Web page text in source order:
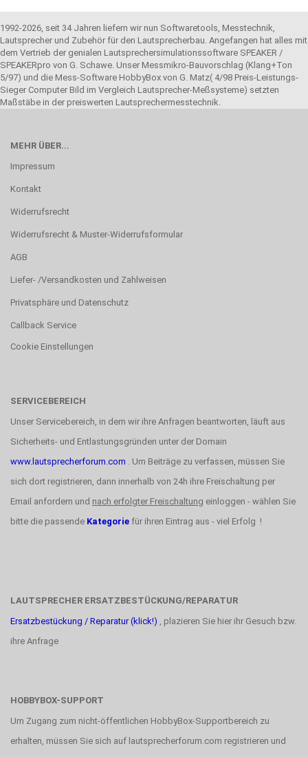
1992-2026, seit 34 Jahren liefern wir nun Softwaretools, Messtechnik,
Lautsprecher und Zubehör für den Lautsprecherbau. Angefangen hat alles mit
dem Vertrieb der genialen Lautsprechersimulationssoftware SPEAKER /
SPEAKERpro von G. Schawe. Unser Messmikro-Bauvorschlag (Klang+Ton
5/97) und die Mess-Software HobbyBox von G. Matz( 4/98 Preis-Leistungs-
Sieger Computer Bild im Vergleich Lautsprecher-Meßsysteme) setzten
Maßstäbe in der preiswerten Lautsprechermesstechnik.
MEHR ÜBER...
Impressum
Kontakt
Widerrufsrecht
Widerrufsrecht & Muster-Widerrufsformular
AGB
Liefer- /Versandkosten und Zahlweisen
Privatsphäre und Datenschutz
Callback Service
Cookie Einstellungen
SERVICEBEREICH
Unser Servicebereich, in dem wir ihre Anfragen beantworten, läuft aus
Sicherheits- und Entlastungsgründen unter der Domain
www.lautsprecherforum.com . Um Beiträge zu verfassen, müssen Sie
sich dort registrieren, dann innerhalb von 24h ihre Freischaltung per
Email anfordern und nach erfolgter Freischaltung einloggen - wählen Sie
bitte die passende Kategorie für ihren Eintrag aus - viel Erfolg !
LAUTSPRECHER ERSATZBESTÜCKUNG/REPARATUR
Ersatzbestückung / Reparatur (klick!) , plazieren Sie hier ihr Gesuch bzw.
ihre Anfrage
HOBBYBOX-SUPPORT
Um Zugang zum nicht-öffentlichen HobbyBox-Supportbereich zu
erhalten, müssen Sie sich auf lautsprecherforum.com registrieren und